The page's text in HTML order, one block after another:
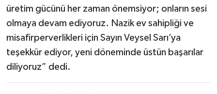
üretim gücünü her zaman önemsiyor; onların sesi
olmaya devam ediyoruz. Nazik ev sahipliği ve
misafirperverlikleri için Sayın Veysel Sarı’ya
teşekkür ediyor, yeni döneminde üstün başarılar
diliyoruz” dedi.